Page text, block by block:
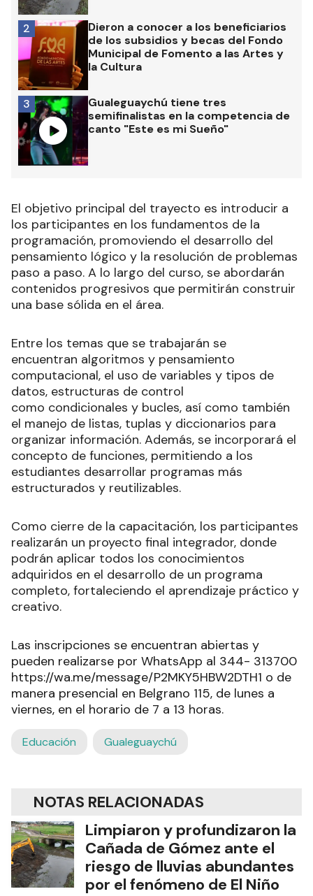
Dieron a conocer a los beneficiarios
de los subsidios y becas del Fondo
Municipal de Fomento a las Artes y
la Cultura
2
Gualeguaychú tiene tres
semifinalistas en la competencia de
canto "Este es mi Sueño"
3
El objetivo principal del trayecto es introducir a
los participantes en los fundamentos de la
programación, promoviendo el desarrollo del
pensamiento lógico y la resolución de problemas
paso a paso. A lo largo del curso, se abordarán
contenidos progresivos que permitirán construir
una base sólida en el área.
Entre los temas que se trabajarán se
encuentran algoritmos y pensamiento
computacional, el uso de variables y tipos de
datos, estructuras de control
como condicionales y bucles, así como también
el manejo de listas, tuplas y diccionarios para
organizar información. Además, se incorporará el
concepto de funciones, permitiendo a los
estudiantes desarrollar programas más
estructurados y reutilizables.
Como cierre de la capacitación, los participantes
realizarán un proyecto final integrador, donde
podrán aplicar todos los conocimientos
adquiridos en el desarrollo de un programa
completo, fortaleciendo el aprendizaje práctico y
creativo.
Las inscripciones se encuentran abiertas y
pueden realizarse por WhatsApp al 344- 313700
https://wa.me/message/P2MKY5HBW2DTH1 o de
manera presencial en Belgrano 115, de lunes a
viernes, en el horario de 7 a 13 horas.
Educación Gualeguaychú
NOTAS RELACIONADAS
Limpiaron y profundizaron la
Cañada de Gómez ante el
riesgo de lluvias abundantes
por el fenómeno de El Niño